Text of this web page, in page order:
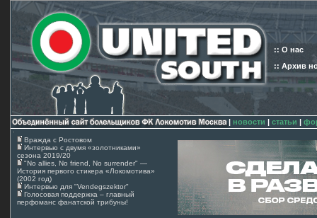
:: О нас
:: Архив
| новости | статьи |
Вражда с Ростовом
Интервью с двумя «золотниками»
сезона 2019/20
"No allies, No friend, No surrender" —
История первого стикера «Локомотива»
(2002 год)
Интервью для "Vendegszektor"
Голосовая поддержка – главный
перфоманс фанатской трибуны!